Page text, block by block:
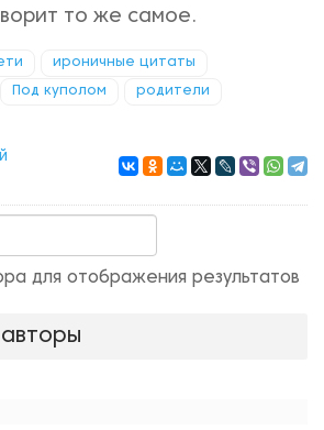
то же самое.
ироничные цитаты
Под куполом родители
для отображения результатов